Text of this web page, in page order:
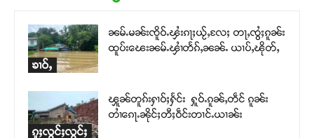
ၶၢဝ်ႇ
ၼမ်ႉမၼ်းၸိူဝ်ႉၾႆးၵႃႈယႂ်ႇလႄႈ တႃႇၸွႆႈၵူၼ်း
ထူပ်းၽေးၼမ်ႉၾၢႆတႅၵ်ႇၼၼ်ႉ ယၢပ်ႇၽိုတ်ႇ
ၵူႈလွင်ႈလွင်ႈ
ၾူၼ်တူၵ်းႁၢဝ်ႈႁႅင်း ႁူဝ်ႉၵူၼ်ႇတဵင် ၵူၼ်း
တၢႆၵေႃႉၼိုင်ႈတီႈဝဵင်းတၢင်ႉယၢၼ်း